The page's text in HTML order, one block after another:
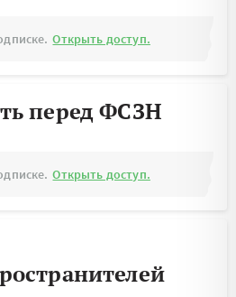
Открыть доступ.
перед ФСЗН
Открыть доступ.